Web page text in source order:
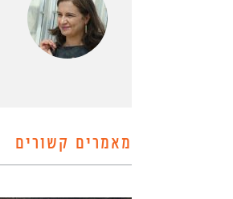
מאמרים קשורים